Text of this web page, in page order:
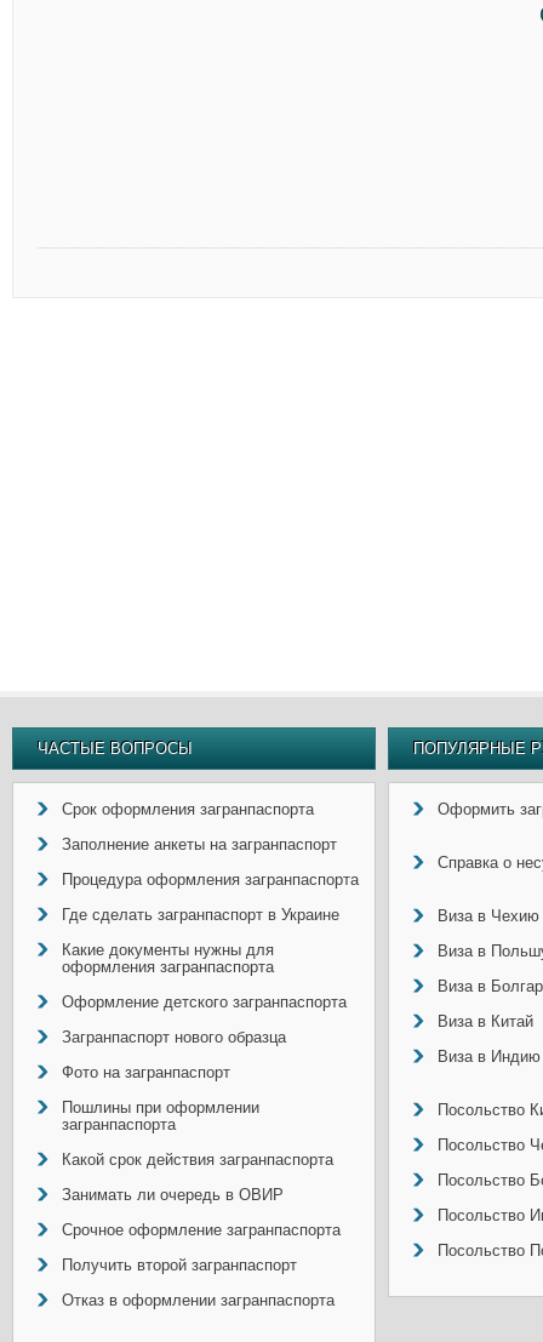
ЧАСТЫЕ ВОПРОСЫ
Срок оформления загранпаспорта
Заполнение анкеты на загранпаспорт
Процедура оформления загранпаспорта
Где сделать загранпаспорт в Украине
Какие документы нужны для
оформления загранпаспорта
Оформление детского загранпаспорта
Загранпаспорт нового образца
Фото на загранпаспорт
Пошлины при оформлении
загранпаспорта
Какой срок действия загранпаспорта
Занимать ли очередь в ОВИР
Срочное оформление загранпаспорта
Получить второй загранпаспорт
Отказ в оформлении загранпаспорта
ПОПУЛЯРНЫЕ
Оформить
Справка о
Виза в Чехию
Виза в
Виза в
Виза в Китай
Виза в Индию
Посольство
Посольство
Посольство
Посольство
Посольство